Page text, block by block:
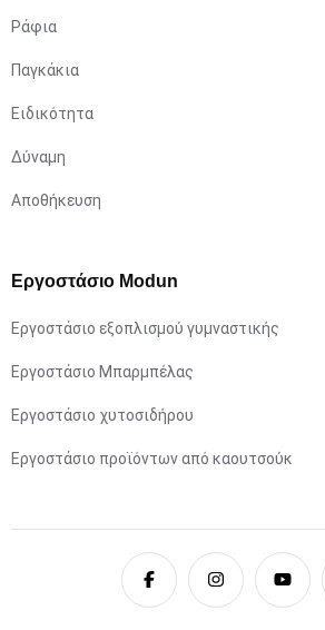
Ράφια
Παγκάκια
Ειδικότητα
Δύναμη
Αποθήκευση
Εργοστάσιο Modun
Εργοστάσιο εξοπλισμού γυμναστικής
Εργοστάσιο Μπαρμπέλας
Εργοστάσιο χυτοσιδήρου
Εργοστάσιο προϊόντων από καουτσούκ